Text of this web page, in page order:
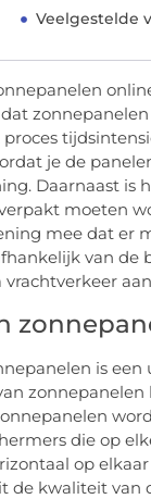
Veelgestelde
je de
Daarnaast is
moeten
mee dat er
van
is
die op
op
de kwaliteit van